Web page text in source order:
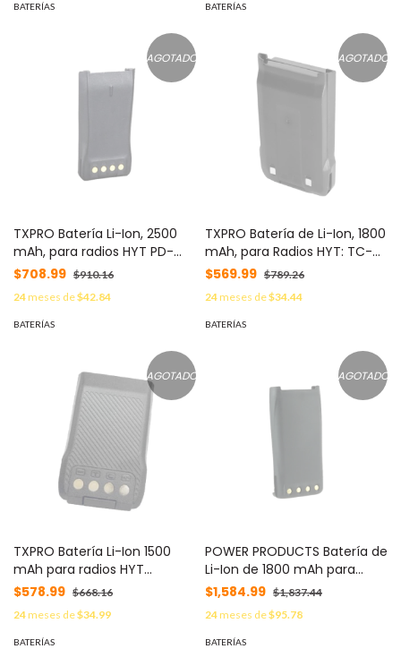
BATERÍAS BATERÍAS
AGOTADO
TXPRO Batería Li-Ion, 2500
mAh, para radios HYT PD-
706/706G/786/786G MOD:
TX-BL2008
$708.99 $910.16
24meses de$42.84
BATERÍAS
AGOTADO
TXPRO Batería de Li-Ion, 1800
mAh, para Radios HYT: TC-
508 MOD: TX-BL1719
$569.99 $789.26
24meses de$34.44
BATERÍAS
AGOTADO
TXPRO Batería Li-Ion 1500
mAh para radios HYT
PD500/505/506/600 MOD:
$578.99 $668.16
24meses de$34.99
BATERÍAS
AGOTADO
POWER PRODUCTS Batería de
Li-Ion de 1800 mAh para
radios HYT TC-700U, TC-
700V, TC-780, TC-780M,
TC-780U, TC-780V. MOD:
PP-BL-1703
$1,584.99 $1,837.44
24meses de$95.78
BATERÍAS